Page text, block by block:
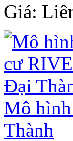
Giá:
Mô
Thành